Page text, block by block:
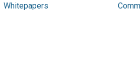
Whitepapers